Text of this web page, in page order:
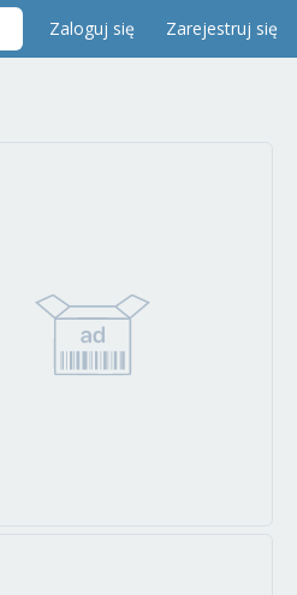
Zaloguj się Zarejestruj się